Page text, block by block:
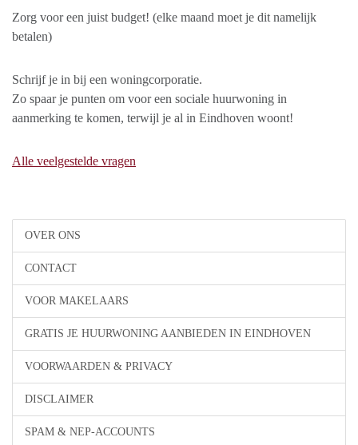
OVER ONS
CONTACT
VOOR MAKELAARS
GRATIS JE HUURWONING AANBIEDEN IN EINDHOVEN
VOORWAARDEN & PRIVACY
DISCLAIMER
SPAM & NEP-ACCOUNTS
Zorg voor een juist budget! (elke maand moet je dit namelijk
betalen)
Schrijf je in bij een woningcorporatie.
Zo spaar je punten om voor een sociale huurwoning in
aanmerking te komen, terwijl je al in Eindhoven woont!
Alle veelgestelde vragen